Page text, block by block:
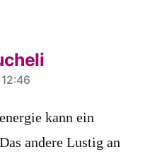
kann ein
andere Lustig an